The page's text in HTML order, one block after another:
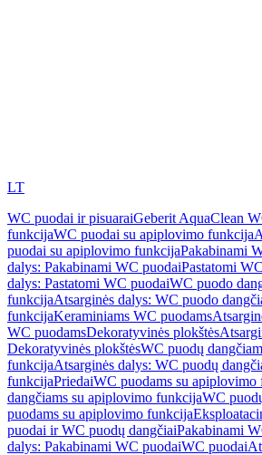
LT
WC puodai ir pisuaraiGeberit AquaClean
funkcijaWC puodai su apiplovimo funkcija
puodai su apiplovimo funkcijaPakabinami
dalys: Pakabinami WC puodaiPastatomi
dalys: Pastatomi WC puodaiWC puodo
funkcijaAtsarginės dalys: WC puodo
funkcijaKeraminiams WC puodams
WC puodamsDekoratyvinės plokštės
Dekoratyvinės plokštėsWC puodų
funkcijaAtsarginės dalys: WC puodų
funkcijaPriedaiWC puodams su apiplovimo
dangčiams su apiplovimo funkcijaWC
puodams su apiplovimo funkcija
puodai ir WC puodų dangčiaiPakabinami
dalys: Pakabinami WC puodaiWC puodai